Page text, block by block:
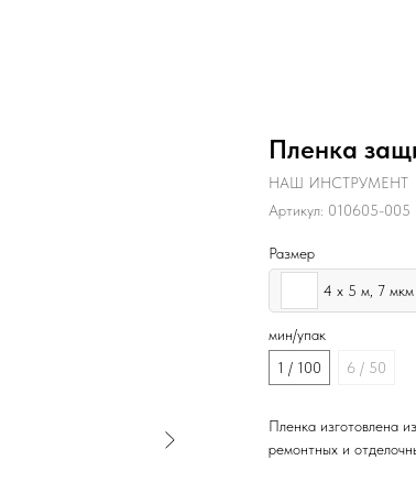
Пленка
НАШ ИНСТРУМЕНТ
Артикул: 010605-005
Размер
4 х 5 м, 7 мкм
мин/упак
1 / 100
6 / 50
Пленка изготовлена
ремонтных и